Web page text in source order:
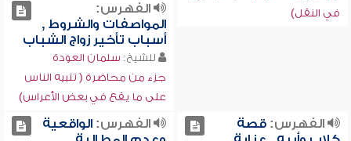
في النقل)
الفهرس:
المواصفات والشروط ,
أسباب تأخير زواج الشباب
للشيخ: سلمان العودة
جزء من محاضرة ( تنبيه الناس
على ما يقع في بعض الأعراس)
الفهرس:قصة
الفهرس:الواقعية